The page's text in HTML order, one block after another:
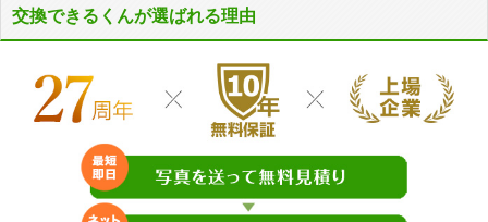
交換できるくんが選ばれる理由